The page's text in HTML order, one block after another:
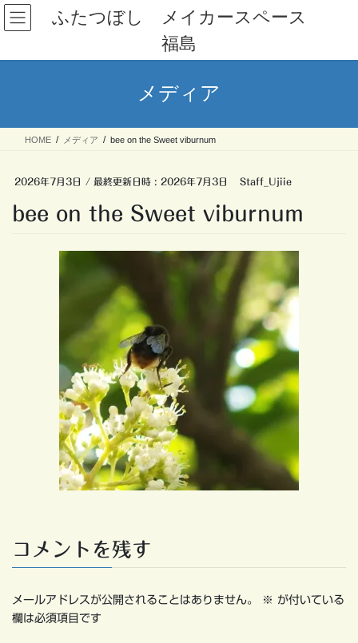
コ
ン
ン
ナ
ビ
ー
ふたつぼし メイカースペース
福島
メディア
HOME メディア bee on the Sweet viburnum
2026年7月3日 / 最終更新日時 : 2026年7月3日 Staff_Ujiie
bee on the Sweet viburnum
コメントを残す
メールアドレスが公開されることはありません。 ※ が付いている
欄は必須項目です